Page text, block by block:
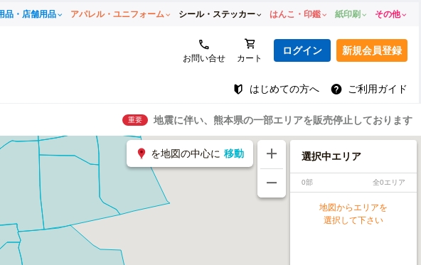
品・店舗用品 アパレル・ユニフォーム シール・ステッカー はんこ・印鑑 紙印刷 その他
お問い合せ カート
ログイン 新規会員登録
はじめての方へ ご利用ガイド
重要 地震に伴い、熊本県の一部エリアを販売停止しております
を地図の中心に 移動 選択中エリア
0部 全0エリア
地図からエリアを
選択して下さい